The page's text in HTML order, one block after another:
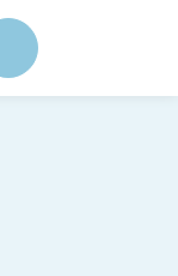
Accéder au